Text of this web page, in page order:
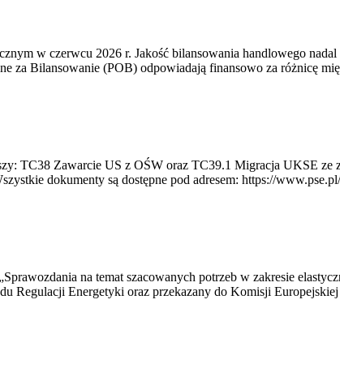
w czerwcu 2026 r. Jakość bilansowania handlowego
za Bilansowanie (POB) odpowiadają finansowo za różnicę
TC38 Zawarcie US z OŚW oraz TC39.1 Migracja UKSE
dokumenty są dostępne pod adresem: https://
na temat szacowanych potrzeb w zakresie
Regulacji Energetyki oraz przekazany do Komisji